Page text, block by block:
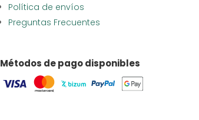
Política de envíos
Preguntas Frecuentes
Métodos de pago disponibles